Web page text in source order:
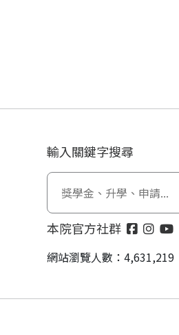
輸入關鍵字搜尋
本院官方社群
網站瀏覽人數：4,631,219